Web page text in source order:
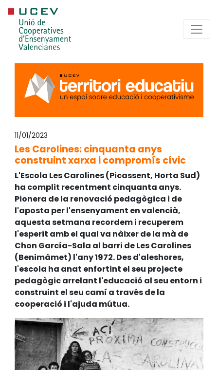
11/01/2023
Les Carolines: cinquanta anys
construint xarxa i compromís cívic
L'Escola Les Carolines (Picassent, Horta Sud)
ha complit recentment cinquanta anys.
Pionera de la renovació pedagògica i de
l'aposta per l'ensenyament en valencià,
aquesta setmana recordem i recuperem
l'esperit amb el qual va nàixer de la mà de
Chon García-Sala al barri de Les Carolines
(Benimàmet) l'any 1972. Des d'aleshores,
l'escola ha anat enfortint el seu projecte
pedagògic arrelant l'educació al seu entorn i
construint el seu camí a través de la
cooperació i l'ajuda mútua.